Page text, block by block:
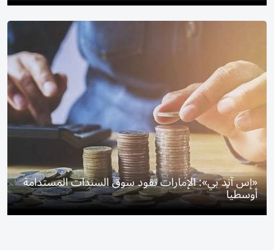
«إس آند بي»: الإمارات تقود سوق السندات المستدامة
أوسطياً